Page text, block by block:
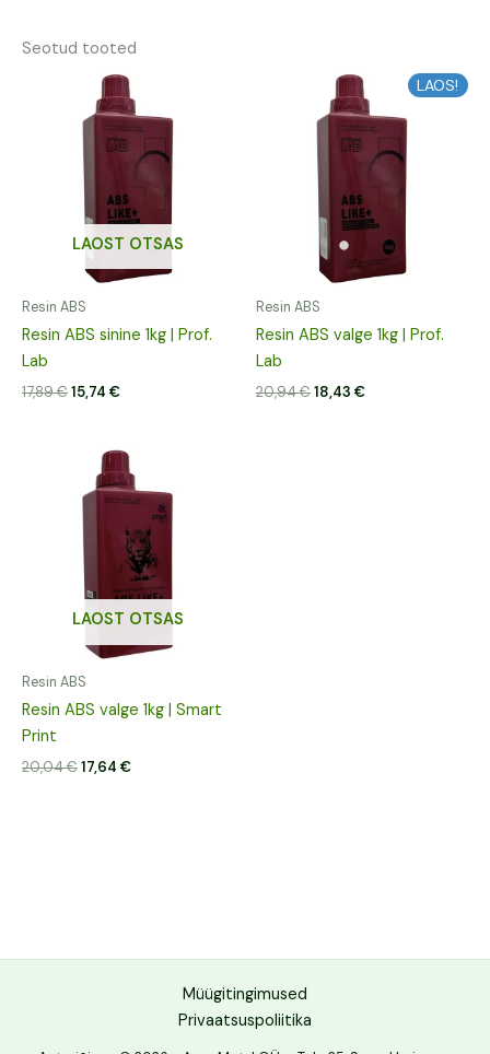
Seotud tooted
LAOST OTSAS
Resin ABS
Resin ABS sinine 1kg | Prof.
Lab
17,89€
Algne
hind
oli:
17,89 €.
15,74 €
Praegune
hind
on:
15,74 €.
LAOS!
Resin ABS
Resin ABS valge 1kg | Prof.
Lab
20,94€
Algne
hind
oli:
20,94 €.
18,43 €
Praegune
hind
on:
18,43 €.
LAOST OTSAS
Resin ABS
Resin ABS valge 1kg | Smart
Print
20,04€
Algne
hind
oli:
20,04 €.
17,64 €
hind
on:
17,64 €.
Müügitingimused
Privaatsuspoliitika